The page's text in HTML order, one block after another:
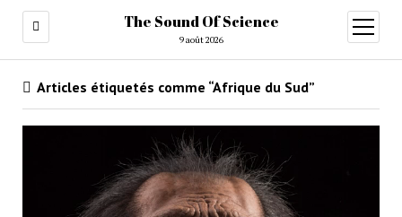
The Sound Of Science
9 août 2026
ouvrir
menu
Articles étiquetés comme “Afrique du Sud”